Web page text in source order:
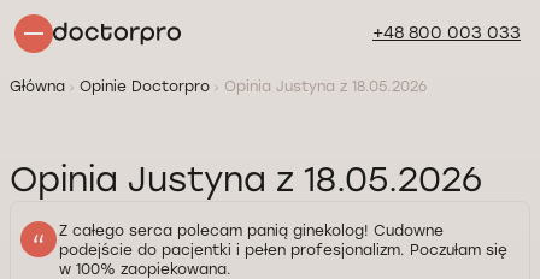
+48 800 003 033
Główna Opinie Doctorpro Opinia Justyna z 18.05.2026
Opinia Justyna z 18.05.2026
Z całego serca polecam panią ginekolog! Cudowne
podejście do pacjentki i pełen profesjonalizm. Poczułam się
w 100% zaopiekowana.